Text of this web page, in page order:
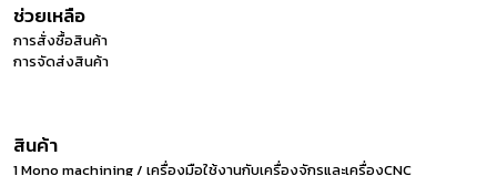
ช่วยเหลือ
การสั่งซื้อสินค้า
การจัดส่งสินค้า
สินค้า
1 Mono machining / เครื่องมือใช้งานกับเครื่องจักรและเครื่องCNC